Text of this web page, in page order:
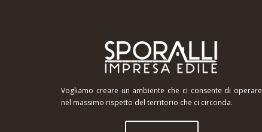
Vogliamo creare un ambiente che ci consente di operare
nel massimo rispetto del territorio che ci circonda.